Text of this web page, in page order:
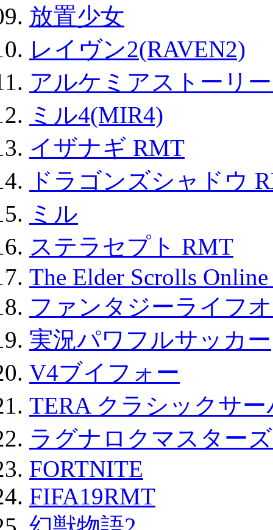
放置少女
レイヴン2(RAVEN2)
アルケミアストーリ
ミル4(MIR4)
イザナギ RMT
ドラゴンズシャドウ
ミル
ステラセプト RMT
The Elder Scrolls
ファンタジーライフ
実況パワフルサッカー
V4ブイフォー
TERA クラシックサ
ラグナロクマスター
FORTNITE
FIFA19RMT